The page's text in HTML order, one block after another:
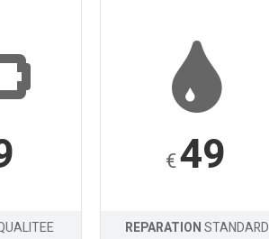
€49
REPARATIONSTANDARD